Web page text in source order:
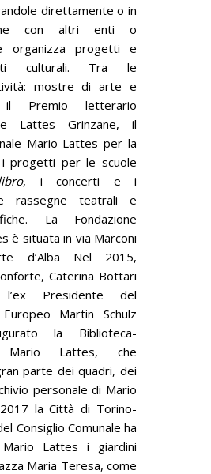
direttamente o in
con altri enti o
organizza progetti e
culturali. Tra le
mostre di arte e
il Premio letterario
Lattes Grinzane, il
Mario Lattes per la
i progetti per le scuole
, i concerti e i
rassegne teatrali e
La Fondazione
è situata in via Marconi
d’Alba Nel 2015,
Caterina Bottari
Presidente del
Martin Schulz
la Biblioteca-
Mario Lattes, che
parte dei quadri, dei
personale di Mario
la Città di Torino-
Consiglio Comunale ha
Lattes i giardini
Maria Teresa, come